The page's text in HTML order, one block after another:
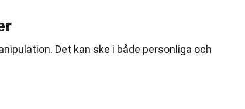
Det kan ske i både personliga och